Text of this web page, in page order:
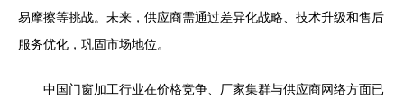
易摩擦等挑战。未来，供应商需通过差异化战略、技术升级和售后
服务优化，巩固市场地位。
中国门窗加工行业在价格竞争、厂家集群与供应商网络方面已